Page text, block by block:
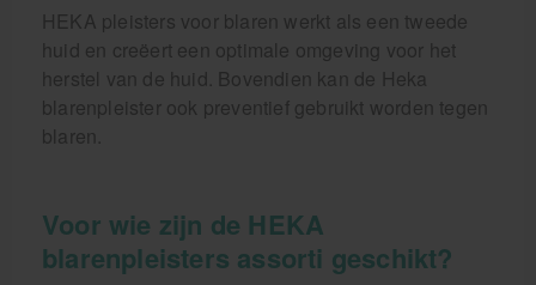
HEKA pleisters voor blaren werkt als een tweede
huid en creëert een optimale omgeving voor het
herstel van de huid. Bovendien kan de Heka
blarenpleister ook preventief gebruikt worden tegen
blaren.
Voor wie zijn de HEKA
blarenpleisters assorti geschikt?